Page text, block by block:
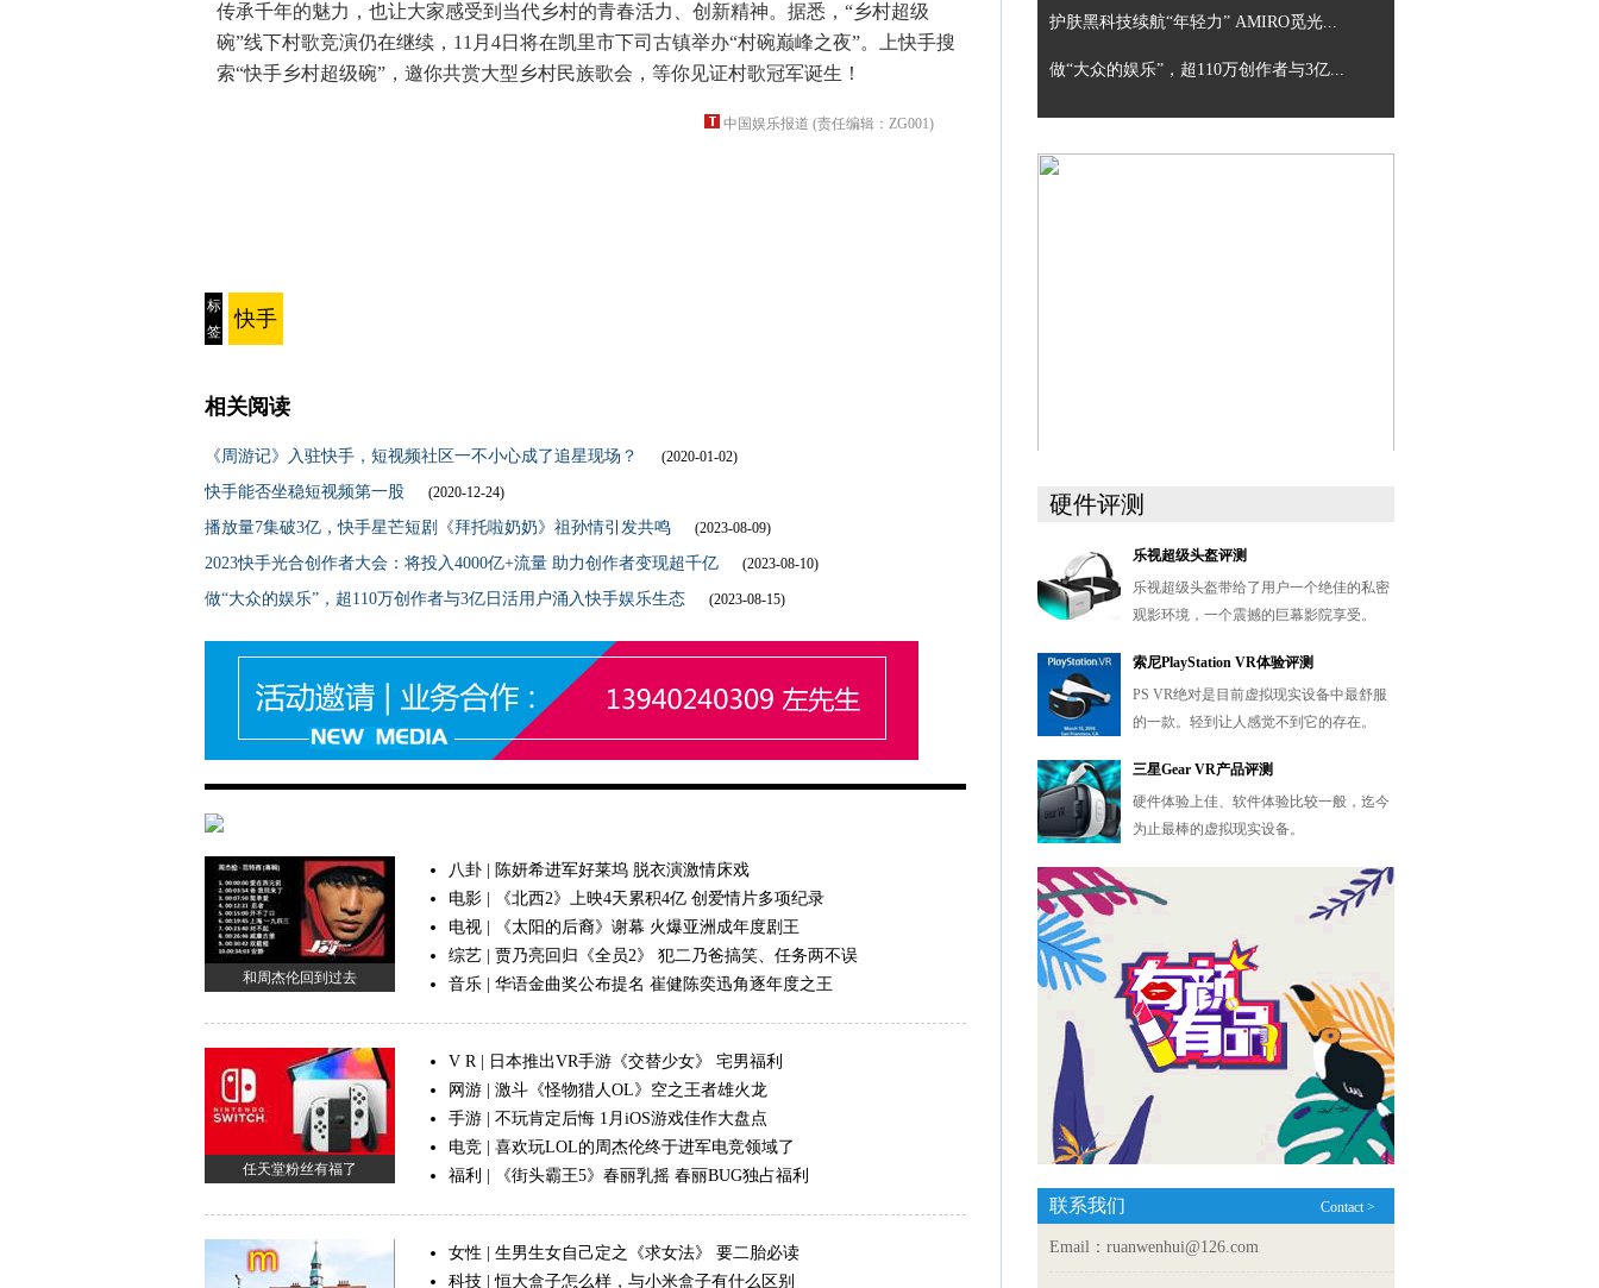
传承千年的魅力，也让大家感受到当代乡村的青春活力、创新精神。据悉，“乡村超级
碗”线下村歌竞演仍在继续，11月4日将在凯里市下司古镇举办“村碗巅峰之夜”。上快手搜
索“快手乡村超级碗”，邀你共赏大型乡村民族歌会，等你见证村歌冠军诞生！
中国娱乐报道 (责任编辑：ZG001)
标
签
快手
相关阅读
《周游记》入驻快手，短视频社区一不小心成了追星现场？ (2020-01-02)
快手能否坐稳短视频第一股 (2020-12-24)
播放量7集破3亿，快手星芒短剧《拜托啦奶奶》祖孙情引发共鸣 (2023-08-09)
2023快手光合创作者大会：将投入4000亿+流量 助力创作者变现超千亿 (2023-08-10)
做“大众的娱乐”，超110万创作者与3亿日活用户涌入快手娱乐生态 (2023-08-15)
护肤黑科技续航“年轻力” AMIRO觅光...
做“大众的娱乐”，超110万创作者与3亿...